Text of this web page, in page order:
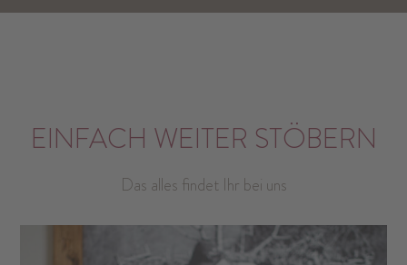
EINFACH WEITER STÖBERN
Das alles findet Ihr bei uns